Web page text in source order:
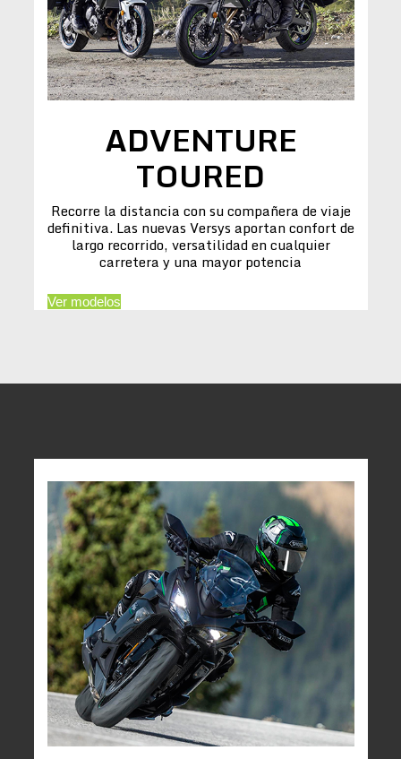
ADVENTURE
TOURED
Recorre la distancia con su compañera de viaje
definitiva. Las nuevas Versys aportan confort de
largo recorrido, versatilidad en cualquier
carretera y una mayor potencia
Ver modelos